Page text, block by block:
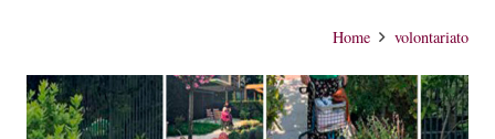
Home volontariato